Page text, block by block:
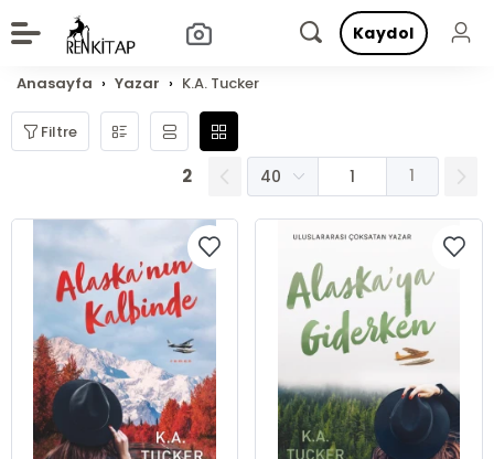
Kaydol
Anasayfa Yazar K.A. Tucker
Filtre
2 1